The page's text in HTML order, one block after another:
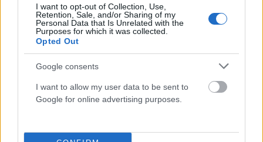
I want to opt-out of Collection, Use,
Retention, Sale, and/or Sharing of my
Personal Data that Is Unrelated with the
Purposes for which it was collected.
Opted Out
Google consents
I want to allow my user data to be sent to
Google for online advertising purposes.
Στέλλα Λίταινα
ΣΧΕΤΙΚΑΑΡΘΡΑ